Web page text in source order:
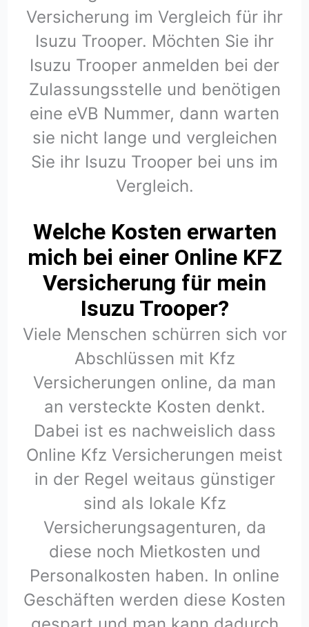
Versicherung im Vergleich für ihr
Isuzu Trooper. Möchten Sie ihr
Isuzu Trooper anmelden bei der
Zulassungsstelle und benötigen
eine eVB Nummer, dann warten
sie nicht lange und vergleichen
Sie ihr Isuzu Trooper bei uns im
Vergleich.
Welche Kosten erwarten
mich bei einer Online KFZ
Versicherung für mein
Isuzu Trooper?
Viele Menschen schürren sich vor
Abschlüssen mit Kfz
Versicherungen online, da man
an versteckte Kosten denkt.
Dabei ist es nachweislich dass
Online Kfz Versicherungen meist
in der Regel weitaus günstiger
sind als lokale Kfz
Versicherungsagenturen, da
diese noch Mietkosten und
Personalkosten haben. In online
Geschäften werden diese Kosten